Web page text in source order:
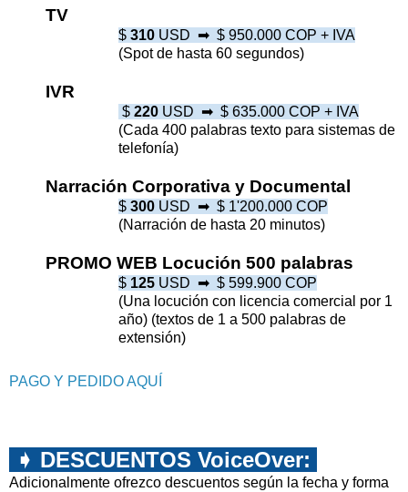
TV
$ 310 USD ➡︎ $ 950.000 COP + IVA
(Spot de hasta 60 segundos)
IVR
$ 220 USD ➡︎ $ 635.000 COP + IVA
(Cada 400 palabras texto para sistemas de
telefonía)
Narración Corporativa y Documental
$ 300 USD ➡︎ $ 1'200.000 COP
(Narración de hasta 20 minutos)
PROMO WEB Locución 500 palabras
$ 125 USD ➡︎ $ 599.900 COP
(Una locución con licencia comercial por 1
año) (textos de 1 a 500 palabras de
extensión)
PAGO Y PEDIDO AQUÍ
➧ DESCUENTOS VoiceOver:
Adicionalmente ofrezco descuentos según la fecha y forma